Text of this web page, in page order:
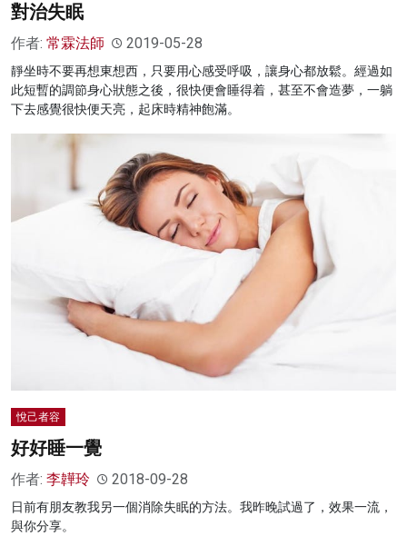
對治失眠
作者: 常霖法師 2019-05-28
靜坐時不要再想東想西，只要用心感受呼吸，讓身心都放鬆。經過如
此短暫的調節身心狀態之後，很快便會睡得着，甚至不會造夢，一躺
下去感覺很快便天亮，起床時精神飽滿。
悅己者容
好好睡一覺
作者: 李韡玲 2018-09-28
日前有朋友教我另一個消除失眠的方法。我昨晚試過了，效果一流，
與你分享。